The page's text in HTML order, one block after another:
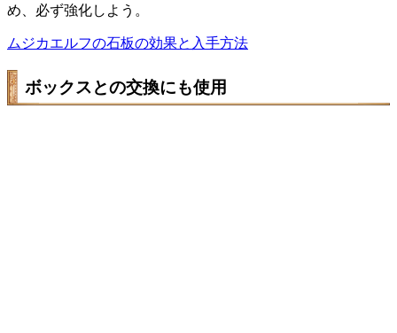
め、必ず強化しよう。
ムジカエルフの石板の効果と入手方法
ボックスとの交換にも使用